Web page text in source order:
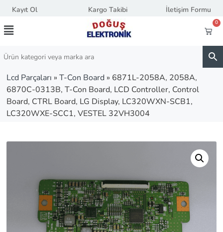
Kayıt Ol Kargo Takibi İletişim Formu
0
Lcd Parçaları » T-Con Board » 6871L-2058A, 2058A,
6870C-0313B, T-Con Board, LCD Controller, Control
Board, CTRL Board, LG Display, LC320WXN-SCB1,
LC320WXE-SCC1, VESTEL 32VH3004